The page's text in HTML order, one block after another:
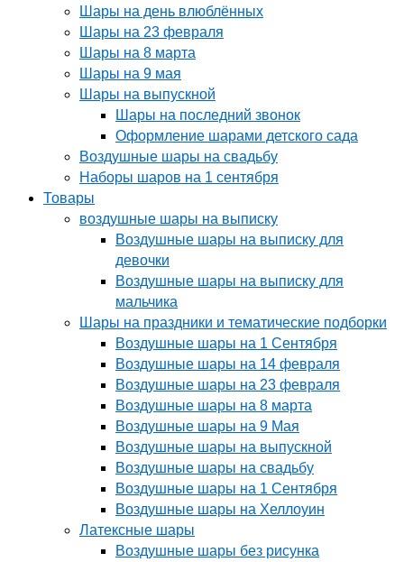
Шары на день влюблённых
Шары на 23 февраля
Шары на 8 марта
Шары на 9 мая
Шары на выпускной
Шары на последний звонок
Оформление шарами детского сада
Воздушные шары на свадьбу
Наборы шаров на 1 сентября
Товары
воздушные шары на выписку
Воздушные шары на выписку для
девочки
Воздушные шары на выписку для
мальчика
Шары на праздники и тематические подборки
Воздушные шары на 1 Сентября
Воздушные шары на 14 февраля
Воздушные шары на 23 февраля
Воздушные шары на 8 марта
Воздушные шары на 9 Мая
Воздушные шары на выпускной
Воздушные шары на свадьбу
Воздушные шары на 1 Сентября
Воздушные шары на Хеллоуин
Латексные шары
Воздушные шары без рисунка